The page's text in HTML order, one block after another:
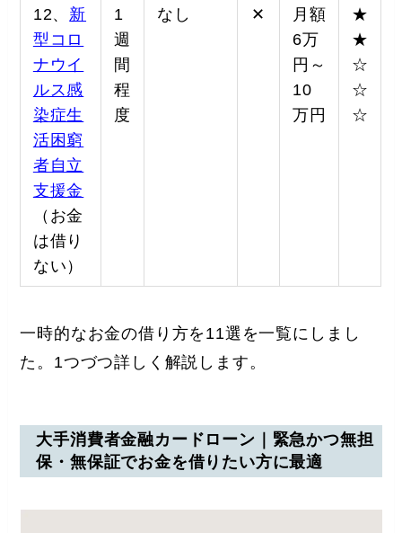
12、 新
型コロ
ナウイ
ルス感
染症生
活困窮
者自立
支援金
（お金
は借り
ない）
1
週
間
程
度
なし ✕
月額
6万
円～
10
万円
★
★
☆
☆
☆
一時的なお金の借り方を11選を一覧にしまし
た。1つづつ詳しく解説します。
大手消費者金融カードローン｜緊急かつ無担
保・無保証でお金を借りたい方に最適